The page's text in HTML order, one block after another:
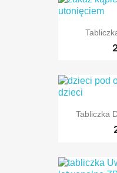
Tabliczka